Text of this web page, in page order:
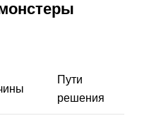
Пути
решения